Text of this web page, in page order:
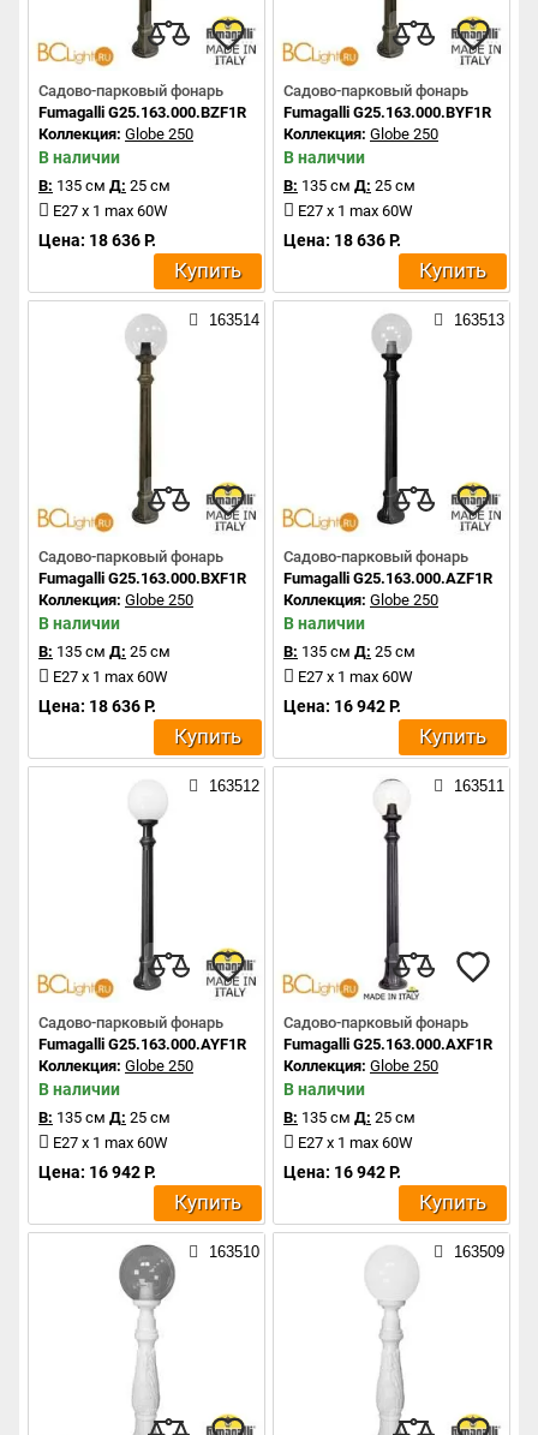
Садово-парковый фонарь
Fumagalli G25.163.000.BZF1R
Коллекция: Globe 250
В наличии
В: 135 см Д: 25 см
E27 x 1 max 60W
Цена: 18 636 Р.
Купить
Садово-парковый фонарь
Fumagalli G25.163.000.BYF1R
Коллекция: Globe 250
В наличии
В: 135 см Д: 25 см
E27 x 1 max 60W
Цена: 18 636 Р.
Купить
163514
Садово-парковый фонарь
Fumagalli G25.163.000.BXF1R
Коллекция: Globe 250
В наличии
В: 135 см Д: 25 см
E27 x 1 max 60W
Цена: 18 636 Р.
Купить
163513
Садово-парковый фонарь
Fumagalli G25.163.000.AZF1R
Коллекция: Globe 250
В наличии
В: 135 см Д: 25 см
E27 x 1 max 60W
Цена: 16 942 Р.
Купить
163512
Садово-парковый фонарь
Fumagalli G25.163.000.AYF1R
Коллекция: Globe 250
В наличии
В: 135 см Д: 25 см
E27 x 1 max 60W
Цена: 16 942 Р.
Купить
163511
Садово-парковый фонарь
Fumagalli G25.163.000.AXF1R
Коллекция: Globe 250
В наличии
В: 135 см Д: 25 см
E27 x 1 max 60W
Цена: 16 942 Р.
Купить
163510 163509